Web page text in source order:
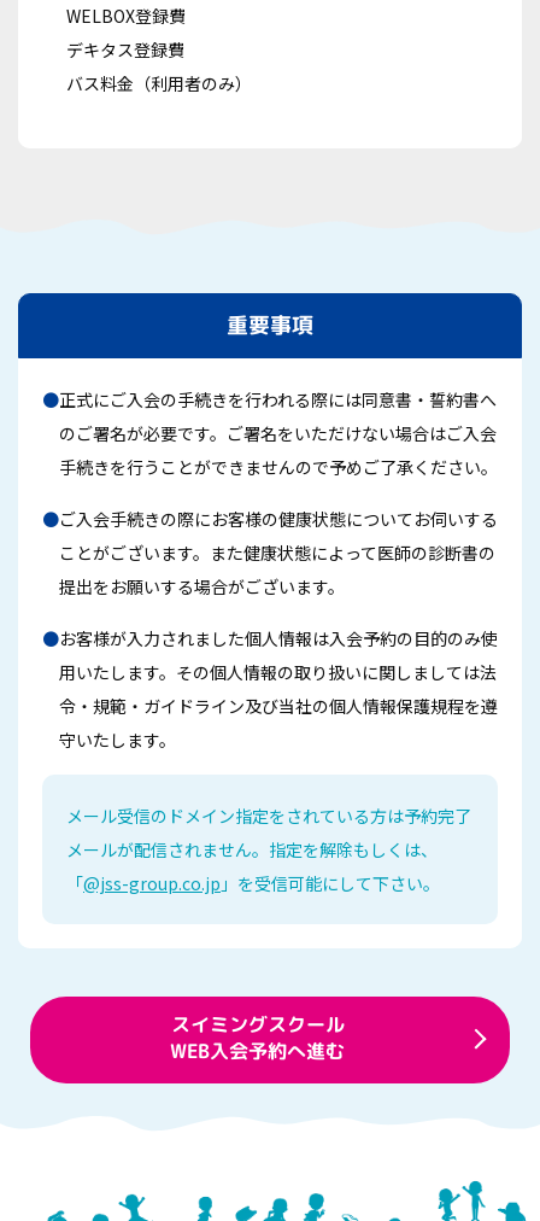
WELBOX登録費
デキタス登録費
バス料金（利用者のみ）
重要事項
●正式にご入会の手続きを行われる際には同意書・誓約書へ
のご署名が必要です。ご署名をいただけない場合はご入会
手続きを行うことができませんので予めご了承ください。
●ご入会手続きの際にお客様の健康状態についてお伺いする
ことがございます。また健康状態によって医師の診断書の
提出をお願いする場合がございます。
●お客様が入力されました個人情報は入会予約の目的のみ使
用いたします。その個人情報の取り扱いに関しましては法
令・規範・ガイドライン及び当社の個人情報保護規程を遵
守いたします。
メール受信のドメイン指定をされている方は予約完了
メールが配信されません。 指定を解除もしくは、
「@jss-group.co.jp 」を受信可能にして下さい。
スイミングスクール
WEB入会予約へ進む